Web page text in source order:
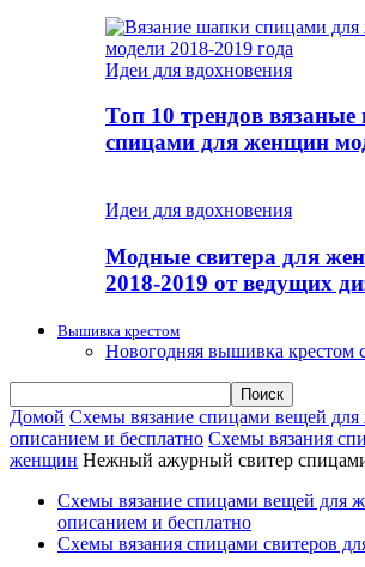
Идеи для вдохновения
Топ 10 трендов
спицами для женщин
Идеи для вдохновения
Модные свитера для
2018-2019 от ведущих
Вышивка крестом
Новогодняя вышивка крестом
Домой Схемы вязание спицами вещей
описанием и бесплатно Схемы вязания
женщин Нежный ажурный свитер
Схемы вязание спицами вещей для
описанием и бесплатно
Схемы вязания спицами свитеров